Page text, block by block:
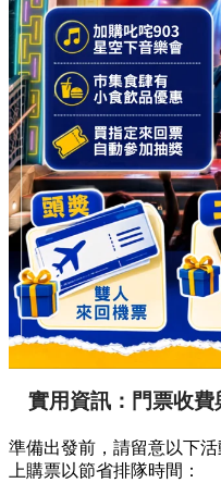
實用資訊：門票收費
準備出發前，請留意以下
上購票以節省排隊時間：